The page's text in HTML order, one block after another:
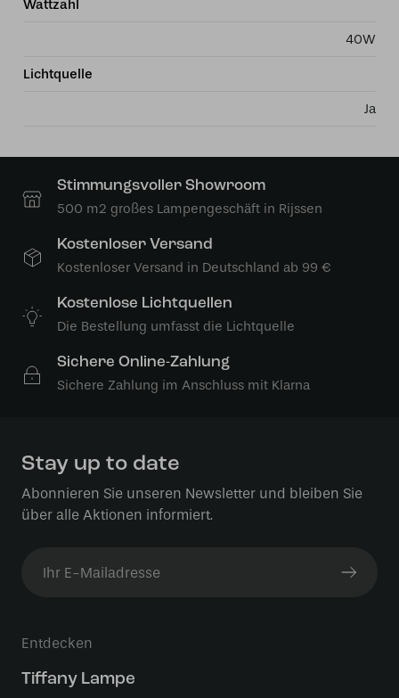
Wattzahl
40W
Lichtquelle
Ja
Stimmungsvoller Showroom
500 m2 großes Lampengeschäft in Rijssen
Kostenloser Versand
Kostenloser Versand in Deutschland ab 99 €
Kostenlose Lichtquellen
Die Bestellung umfasst die Lichtquelle
Sichere Online-Zahlung
Sichere Zahlung im Anschluss mit Klarna
Stay up to date
Abonnieren Sie unseren Newsletter und bleiben Sie
über alle Aktionen informiert.
Entdecken
Tiffany Lampe